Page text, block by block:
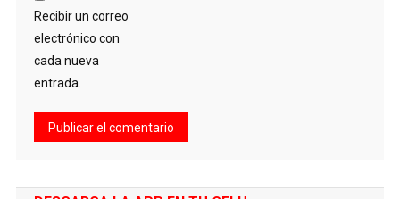
Recibir un correo
electrónico con
cada nueva
entrada.